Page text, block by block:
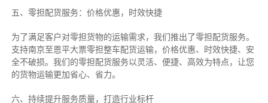
五、零担配货服务：价格优惠，时效快捷
为了满足客户对零担货物的运输需求，我们推出了零担配货服务。
支持南京至恩平大票零担整车配货运输，价格优惠、时效快捷、安
全不破损。我们的零担配货服务以灵活、便捷、高效为特点，让您
的货物运输更加省心、省力。
六、持续提升服务质量，打造行业标杆